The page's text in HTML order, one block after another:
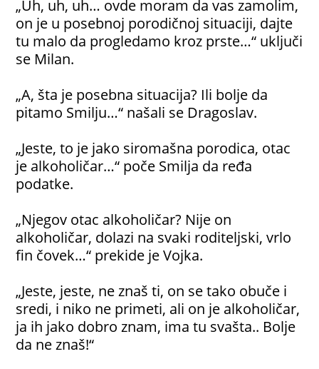
„Uh, uh, uh… ovde moram da vas zamolim,
on je u posebnoj porodičnoj situaciji, dajte
tu malo da progledamo kroz prste…“ uključi
se Milan.
„A, šta je posebna situacija? Ili bolje da
pitamo Smilju…“ našali se Dragoslav.
„Jeste, to je jako siromašna porodica, otac
je alkoholičar…“ poče Smilja da ređa
podatke.
„Njegov otac alkoholičar? Nije on
alkoholičar, dolazi na svaki roditeljski, vrlo
fin čovek…“ prekide je Vojka.
„Jeste, jeste, ne znaš ti, on se tako obuče i
sredi, i niko ne primeti, ali on je alkoholičar,
ja ih jako dobro znam, ima tu svašta.. Bolje
da ne znaš!“